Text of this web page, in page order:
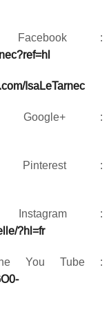
:
IsaLeTarnec
:
:
:
?hl=fr
You Tube :